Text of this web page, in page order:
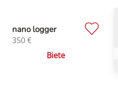
nano logger
350€
Biete